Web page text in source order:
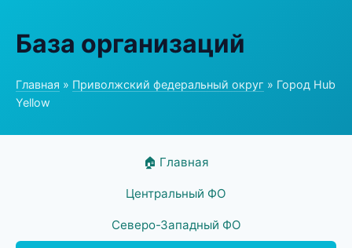
База организаций
Главная » Приволжский федеральный округ » Город Hub
Yellow
🏠 Главная
Центральный ФО
Северо-Западный ФО